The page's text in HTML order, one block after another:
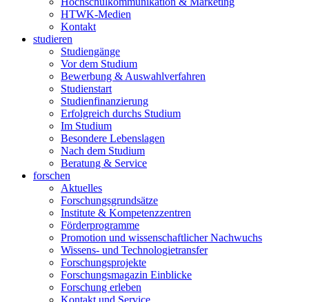
HTWK-Medien
Kontakt
studieren
Studiengänge
Vor dem Studium
Bewerbung & Auswahlverfahren
Studienstart
Studienfinanzierung
Erfolgreich durchs Studium
Im Studium
Besondere Lebenslagen
Nach dem Studium
Beratung & Service
forschen
Aktuelles
Forschungsgrundsätze
Institute & Kompetenzzentren
Förderprogramme
Promotion und wissenschaftlicher Nachwuchs
Wissens- und Technologietransfer
Forschungsprojekte
Forschungsmagazin Einblicke
Forschung erleben
Kontakt und Service